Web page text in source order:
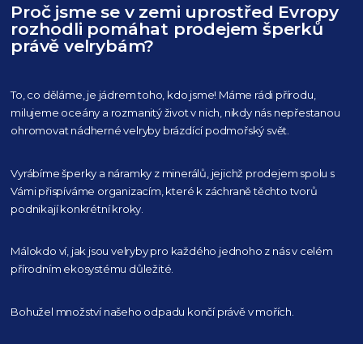
Proč jsme se v zemi uprostřed Evropy
rozhodli pomáhat prodejem šperků
právě velrybám?
To, co děláme, je jádrem toho, kdo jsme! Máme rádi přírodu,
milujeme oceány a rozmanitý život v nich, nikdy nás nepřestanou
ohromovat nádherné velryby brázdící podmořský svět.
Vyrábíme šperky a náramky z minerálů, jejichž prodejem spolu s
Vámi přispíváme organizacím, které k záchraně těchto tvorů
podnikají konkrétní kroky.
Málokdo ví, jak jsou velryby pro každého jednoho z nás v celém
přírodním ekosystému důležité.
Bohužel množství našeho odpadu končí právě v mořích.